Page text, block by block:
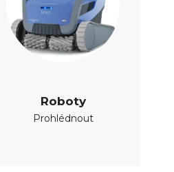
Roboty
Prohlédnout